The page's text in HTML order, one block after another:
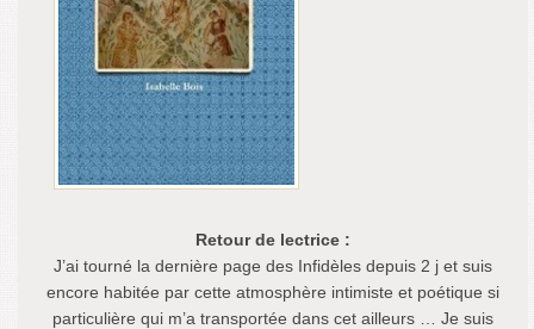
Retour de lectrice :
J’ai tourné la dernière page des Infidèles depuis 2 j et suis
encore habitée par cette atmosphère intimiste et poétique si
particulière qui m’a transportée dans cet ailleurs … Je suis